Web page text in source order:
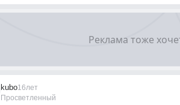
kubo
Просветленный
16лет